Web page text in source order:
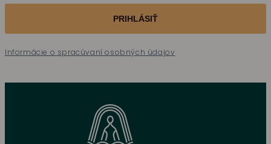
PRIHLÁSIŤ
Informácie o spracúvaní osobných údajov